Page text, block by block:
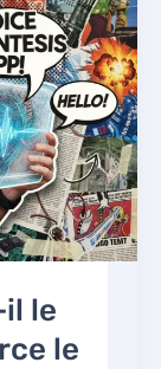
il le
le